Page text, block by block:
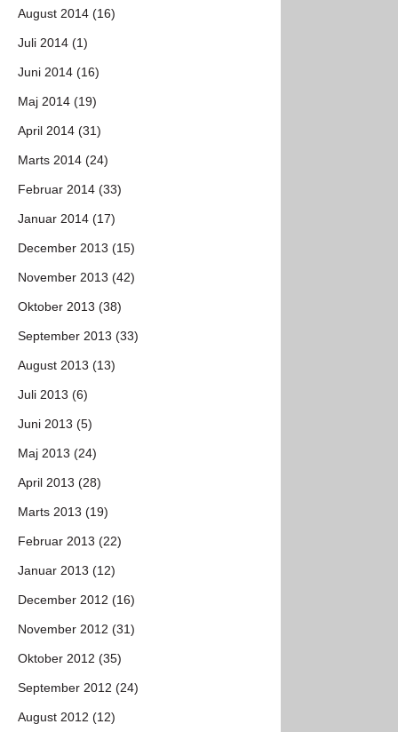
August 2014 (16)
Juli 2014 (1)
Juni 2014 (16)
Maj 2014 (19)
April 2014 (31)
Marts 2014 (24)
Februar 2014 (33)
Januar 2014 (17)
December 2013 (15)
November 2013 (42)
Oktober 2013 (38)
September 2013 (33)
August 2013 (13)
Juli 2013 (6)
Juni 2013 (5)
Maj 2013 (24)
April 2013 (28)
Marts 2013 (19)
Februar 2013 (22)
Januar 2013 (12)
December 2012 (16)
November 2012 (31)
Oktober 2012 (35)
September 2012 (24)
August 2012 (12)